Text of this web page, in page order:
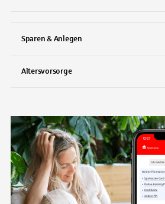
Sparen & Anlegen
Altersvorsorge